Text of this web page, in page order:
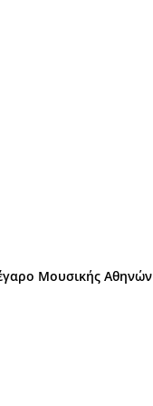
Μουσικής Αθηνών